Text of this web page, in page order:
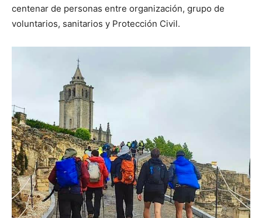
centenar de personas entre organización, grupo de
voluntarios, sanitarios y Protección Civil.